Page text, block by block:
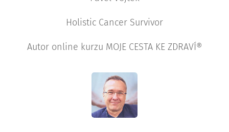
Holistic Cancer Survivor
Autor online kurzu MOJE CESTA KE ZDRAVÍ®